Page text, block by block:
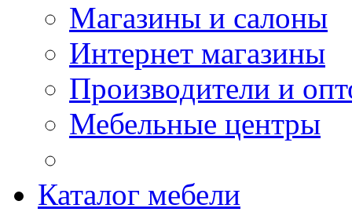
Магазины и салоны
Интернет магазины
Производители и
Мебельные центры
Каталог мебели